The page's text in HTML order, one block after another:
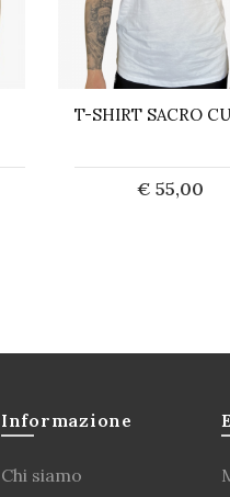
T-SHIRT SACRO
€ 55,00
Informazione
Chi siamo